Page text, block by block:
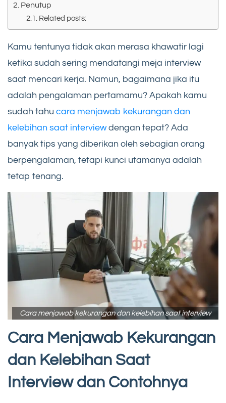
Penutup
Related posts:
Kamu tentunya tidak akan merasa khawatir lagi
ketika sudah sering mendatangi meja interview
saat mencari kerja. Namun, bagaimana jika itu
adalah pengalaman pertamamu? Apakah kamu
sudah tahu cara menjawab kekurangan dan
kelebihan saat interviewdengan tepat? Ada
banyak tips yang diberikan oleh sebagian orang
berpengalaman, tetapi kunci utamanya adalah
tetap tenang.
Cara menjawab kekurangan dan kelebihan saat interview
Cara Menjawab Kekurangan
dan Kelebihan Saat
Interview dan Contohnya